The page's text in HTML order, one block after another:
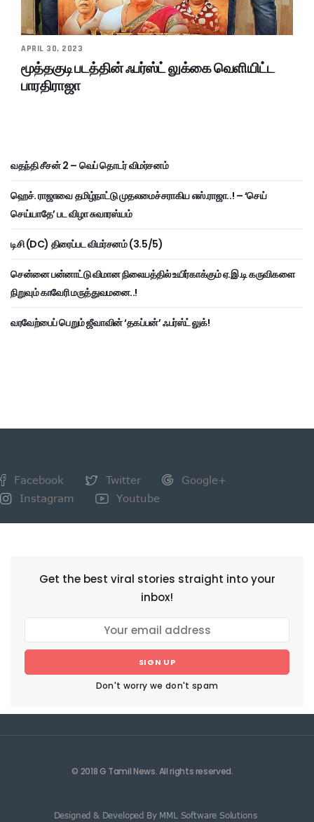
APRIL 30, 2023
மூத்தகுடி படத்தின் ஃபர்ஸ்ட் லுக்கை வெளியிட்ட
பாரதிராஜா
வதந்தி சீசன் 2 – வெப் தொடர் விமர்சனம்
ஹெச். ராஜாவை தமிழ்நாட்டு முதலமைச்சராகிய எஸ்.ராஜா..! – ‘செய்
செய்யாதே’ பட விழா சுவாரஸ்யம்
டிசி (DC) திரைப்பட விமர்சனம் (3.5/5)
சென்னை பன்னாட்டு விமான நிலையத்தில் உயிர்காக்கும் ஏ.இ.டி கருவிகளை
நிறுவும் காவேரி மருத்துவமனை..!
வரவேற்பைப் பெறும் ஜீவாவின் ‘தகப்பன்’ ஃபர்ஸ்ட் லுக்!
Facebook Twitter
Google+
Instagram
Youtube
Get the best viral stories straight into your
inbox!
SIGN UP
Don't worry we don't spam
© 2018 G Tamil News. All rights reserved.
Designed & Developed By MML Software Solutions